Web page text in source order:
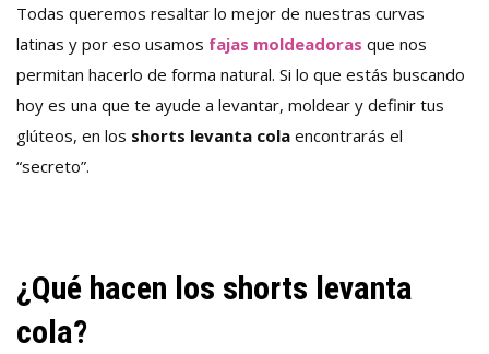
Todas queremos resaltar lo mejor de nuestras curvas
latinas y por eso usamos fajas moldeadoras que nos
permitan hacerlo de forma natural. Si lo que estás buscando
hoy es una que te ayude a levantar, moldear y definir tus
glúteos, en los shorts levanta cola encontrarás el
“secreto”.
¿Qué hacen los shorts levanta
cola?